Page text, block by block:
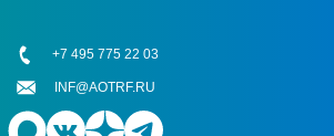
+7 495 775 22 03
INF@AOTRF.RU